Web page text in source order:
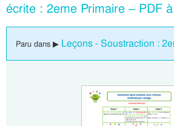
écrite : 2eme Primaire – PDF
Paru dans ▶ Leçons - Soustraction :